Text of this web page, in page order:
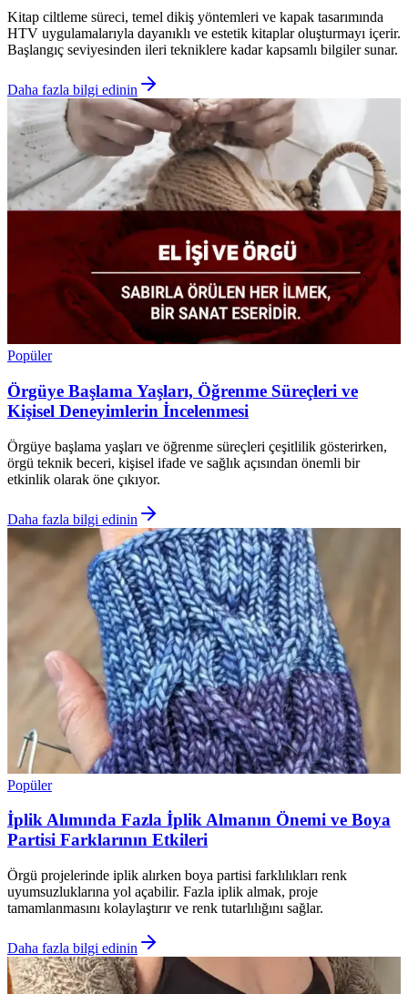
Kitap ciltleme süreci, temel dikiş yöntemleri ve kapak tasarımında
HTV uygulamalarıyla dayanıklı ve estetik kitaplar oluşturmayı içerir.
Başlangıç seviyesinden ileri tekniklere kadar kapsamlı bilgiler sunar.
Daha fazla bilgi edinin
Popüler
Örgüye Başlama Yaşları, Öğrenme Süreçleri ve
Kişisel Deneyimlerin İncelenmesi
Örgüye başlama yaşları ve öğrenme süreçleri çeşitlilik gösterirken,
örgü teknik beceri, kişisel ifade ve sağlık açısından önemli bir
etkinlik olarak öne çıkıyor.
Daha fazla bilgi edinin
Popüler
İplik Alımında Fazla İplik Almanın Önemi ve Boya
Partisi Farklarının Etkileri
Örgü projelerinde iplik alırken boya partisi farklılıkları renk
uyumsuzluklarına yol açabilir. Fazla iplik almak, proje
tamamlanmasını kolaylaştırır ve renk tutarlılığını sağlar.
Daha fazla bilgi edinin